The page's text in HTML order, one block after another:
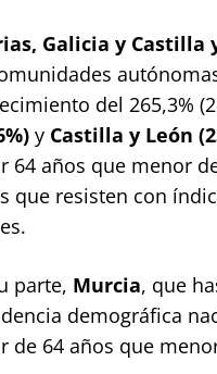
Galicia y
del 265,3%
y Castilla y León
64 años que menor
que resisten con
parte, Murcia, que
demográfica
de 64 años que